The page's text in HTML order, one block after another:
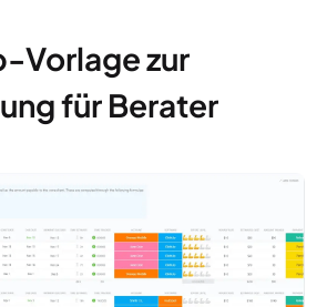
Vorlage zur
für Berater